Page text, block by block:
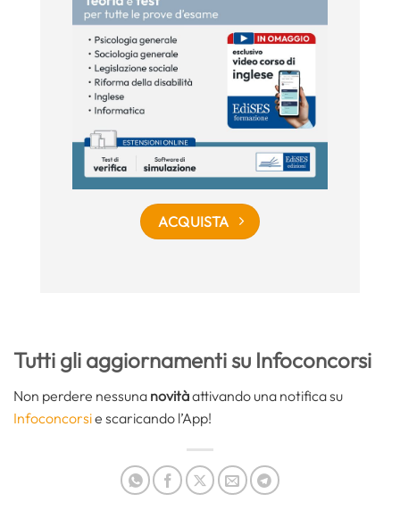
ACQUISTA
Tutti gli aggiornamenti su Infoconcorsi
Non perdere nessuna novitàattivando una notifica su
Infoconcorsie scaricando l’App!